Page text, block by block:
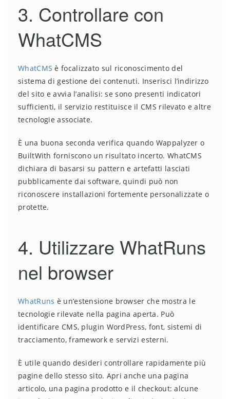
3. Controllare con
WhatCMS
WhatCMS è focalizzato sul riconoscimento del
sistema di gestione dei contenuti. Inserisci l’indirizzo
del sito e avvia l’analisi: se sono presenti indicatori
sufficienti, il servizio restituisce il CMS rilevato e altre
tecnologie associate.
È una buona seconda verifica quando Wappalyzer o
BuiltWith forniscono un risultato incerto. WhatCMS
dichiara di basarsi su pattern e artefatti lasciati
pubblicamente dai software, quindi può non
riconoscere installazioni fortemente personalizzate o
protette.
4. Utilizzare WhatRuns
nel browser
WhatRuns è un’estensione browser che mostra le
tecnologie rilevate nella pagina aperta. Può
identificare CMS, plugin WordPress, font, sistemi di
tracciamento, framework e servizi esterni.
È utile quando desideri controllare rapidamente più
pagine dello stesso sito. Apri anche una pagina
articolo, una pagina prodotto e il checkout: alcune